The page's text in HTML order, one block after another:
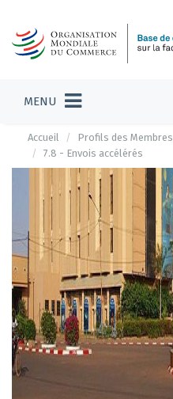
MENU
Accueil Profils des Membres
7.8 - Envois accélérés